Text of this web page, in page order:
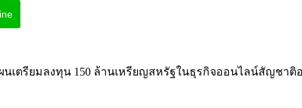
นเตรียมลงทุน 150 ล้านเหรียญสหรัฐในธุรกิจออนไลน์สัญชา